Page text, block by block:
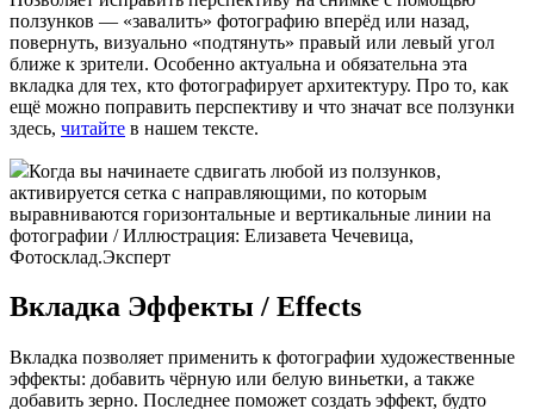
ползунков — «завалить» фотографию вперёд или назад,
повернуть, визуально «подтянуть» правый или левый угол
ближе к зрители. Особенно актуальна и обязательна эта
вкладка для тех, кто фотографирует архитектуру. Про то, как
ещё можно поправить перспективу и что значат все ползунки
здесь, читайте в нашем тексте.
Когда вы начинаете сдвигать любой из ползунков,
активируется сетка с направляющими, по которым
выравниваются горизонтальные и вертикальные линии на
фотографии / Иллюстрация: Елизавета Чечевица,
Фотосклад.Эксперт
Вкладка Эффекты / Effects
Вкладка позволяет применить к фотографии художественные
эффекты: добавить чёрную или белую виньетки, а также
добавить зерно. Последнее поможет создать эффект, будто